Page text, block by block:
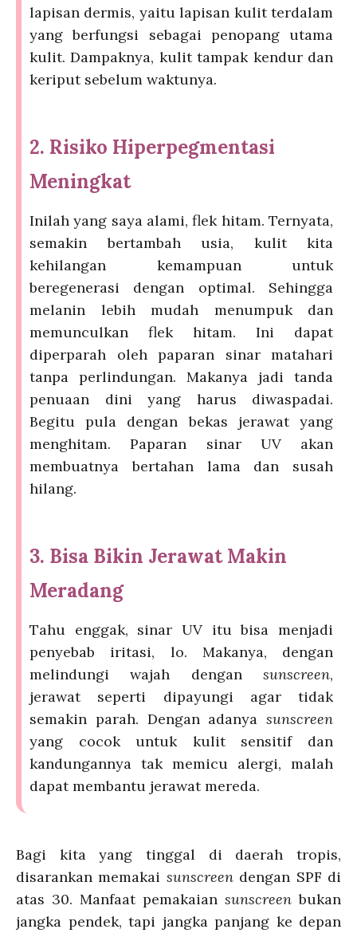
lapisan dermis, yaitu lapisan kulit terdalam
yang berfungsi sebagai penopang utama
kulit.Dampaknya, kulit tampak kendur dan
keriput sebelum waktunya.
2. Risiko Hiperpegmentasi
Meningkat
Inilah yang saya alami, flek hitam. Ternyata,
semakin bertambah usia, kulit kita
kehilangan kemampuan untuk
beregenerasi dengan optimal. Sehingga
melanin lebih mudah menumpuk dan
memunculkan flek hitam. Ini dapat
diperparah oleh paparan sinar matahari
tanpa perlindungan. Makanya jadi tanda
penuaan dini yang harus diwaspadai.
Begitu pula dengan bekas jerawat yang
menghitam. Paparan sinar UV akan
membuatnya bertahan lama dan susah
hilang.
3. Bisa Bikin Jerawat Makin
Meradang
Tahu enggak, sinar UV itu bisa menjadi
penyebab iritasi, lo. Makanya, dengan
melindungi wajah dengan sunscreen,
jerawat seperti dipayungi agar tidak
semakin parah. Dengan adanya sunscreen
yang cocok untuk kulit sensitif dan
kandungannya tak memicu alergi, malah
dapat membantu jerawat mereda.
Bagi kita yang tinggal di daerah tropis,
disarankan memakai sunscreen dengan SPF di
atas 30. Manfaat pemakaian sunscreen bukan
jangka pendek, tapi jangka panjang ke depan